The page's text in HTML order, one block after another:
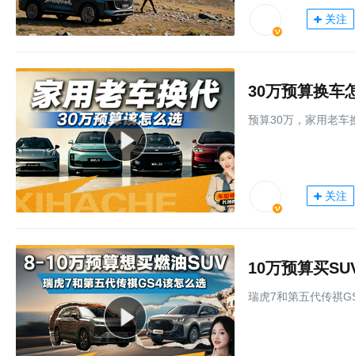
关注
30万预算换车
预算30万，家用老车
关注
10万预算买
瑞虎7和第五代传祺